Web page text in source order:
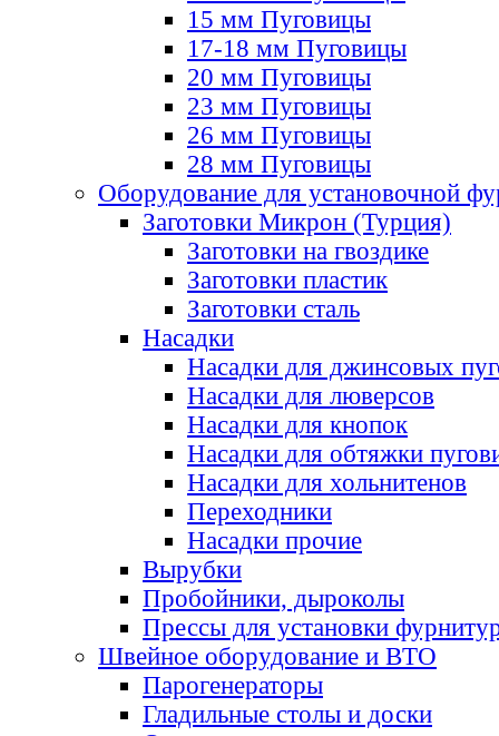
15 мм Пуговицы
17-18 мм Пуговицы
20 мм Пуговицы
23 мм Пуговицы
26 мм Пуговицы
28 мм Пуговицы
Оборудование для установочной
Заготовки Микрон (Турция)
Заготовки на гвоздике
Заготовки пластик
Заготовки сталь
Насадки
Насадки для джинсовых
Насадки для люверсов
Насадки для кнопок
Насадки для обтяжки
Насадки для хольнитенов
Переходники
Насадки прочие
Вырубки
Пробойники, дыроколы
Прессы для установки
Швейное оборудование и ВТО
Парогенераторы
Гладильные столы и доски